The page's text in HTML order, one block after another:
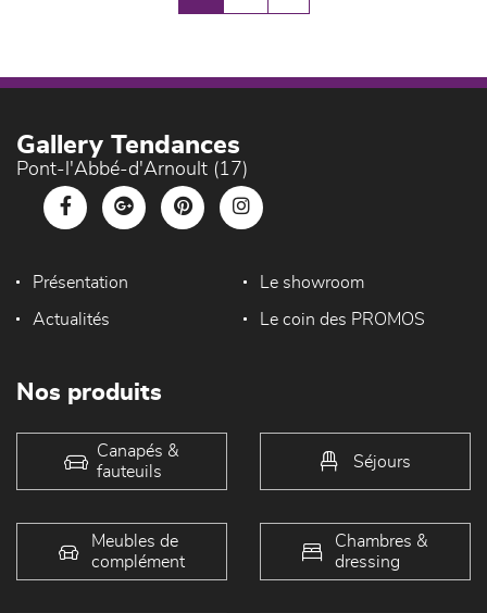
Gallery Tendances
Pont-l'Abbé-d'Arnoult (17)
Présentation Le showroom
Actualités Le coin des PROMOS
Nos produits
Canapés &
fauteuils
Séjours
Meubles de
complément
Chambres &
dressing